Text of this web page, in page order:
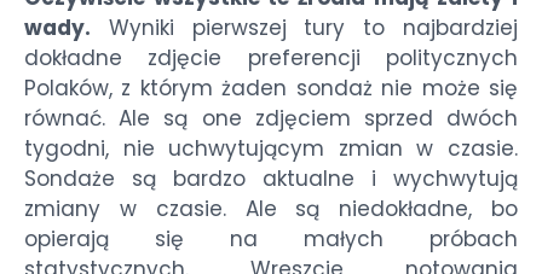
wady. Wyniki pierwszej tury to najbardziej
dokładne zdjęcie preferencji politycznych
Polaków, z którym żaden sondaż nie może się
równać. Ale są one zdjęciem sprzed dwóch
tygodni, nie uchwytującym zmian w czasie.
Sondaże są bardzo aktualne i wychwytują
zmiany w czasie. Ale są niedokładne, bo
opierają się na małych próbach